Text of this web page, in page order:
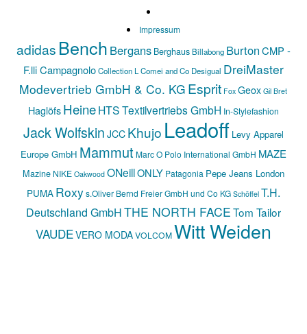
Impressum
adidas Bench Bergans Berghaus Billabong BurtonCMP -
F.lli CampagnoloCollection L Comei and Co Desigual DreiMaster
Modevertrieb GmbH & Co. KG Esprit Fox Geox Gil Bret
HaglöfsHeineHTS Textilvertriebs GmbH In-Stylefashion
Jack Wolfskin JCC Khujo Leadoff Levy Apparel
Europe GmbH Mammut Marc O Polo International GmbH MAZE
Mazine NIKE Oakwood ONeillONLY Patagonia Pepe Jeans London
PUMA Roxys.Oliver Bernd Freier GmbH und Co KG Schöffel T.H.
Deutschland GmbHTHE NORTH FACETom Tailor
VAUDEVERO MODAVOLCOMWitt Weiden